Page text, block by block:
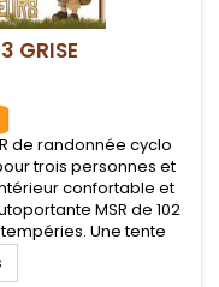
GRISE
de randonnée cyclo
trois personnes et
confortable et
MSR de 102
Une tente
qualité/prix pour